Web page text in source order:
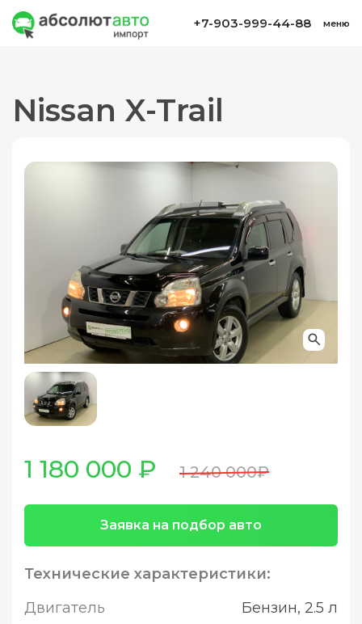
+7-903-999-44-88 меню
Nissan X-Trail
1 180 000 ₽ 1 240 000₽
Заявка на подбор авто
Технические характеристики:
Двигатель
Бензин, 2.5 л